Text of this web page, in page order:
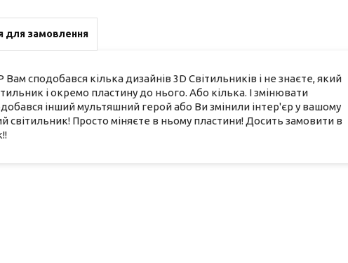
для замовлення
сподобався кілька дизайнів 3D Світильників і не знаєте, який
і окремо пластину до нього. Або кілька. І змінювати
інший мультяшний герой або Ви змінили інтер'єр у вашому
Просто міняєте в ньому пластини! Досить замовити в